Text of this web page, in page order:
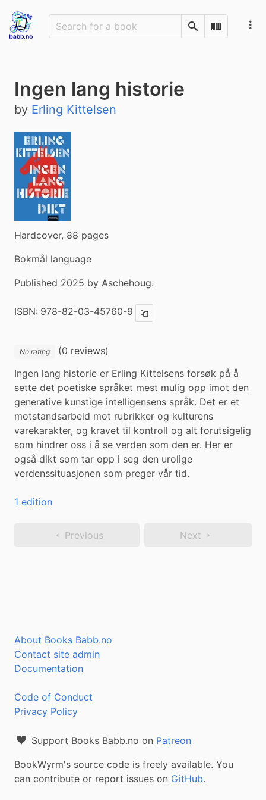
SearchScan
Ingen lang historie
by Erling Kittelsen
Hardcover, 88 pages
Bokmål language
Published 2025 by Aschehoug.
ISBN: 978-82-03-45760-9 Copy ISBN
No rating
(0 reviews)
Ingen lang historie er Erling Kittelsens forsøk på å
sette det poetiske språket mest mulig opp imot den
generative kunstige intelligensens språk. Det er et
motstandsarbeid mot rubrikker og kulturens
varekarakter, og kravet til kontroll og alt forutsigelig
som hindrer oss i å se verden som den er. Her er
også dikt som tar opp i seg den urolige
verdenssituasjonen som preger vår tid.
1 edition
Previous Next
About Books Babb.no
Contact site admin
Documentation
Code of Conduct
Privacy Policy
Support Books Babb.no on Patreon
BookWyrm's source code is freely available. You
can contribute or report issues on GitHub.